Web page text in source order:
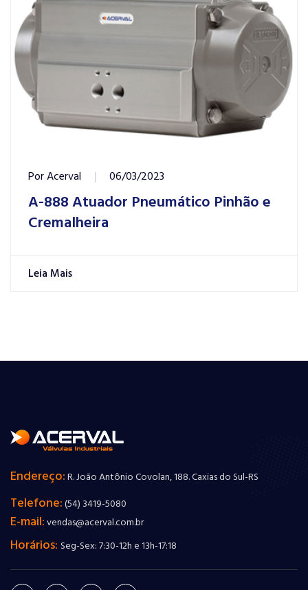
PorAcerval 06/03/2023
A-888 Atuador Pneumático Pinhão e
Cremalheira
Leia Mais
Endereço:R. João Antônio Covolan, 188. Caxias do Sul-RS
Telefone:(54) 3419-5080
E-mail:vendas@acerval.com.br
Horários: Seg-Sex: 7:30-12h e 13h-17:18